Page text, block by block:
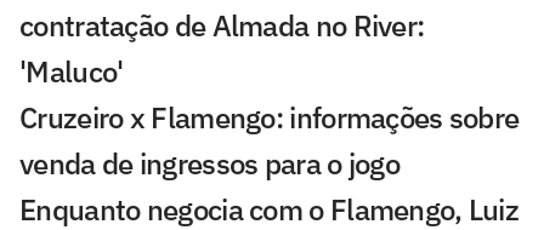
contratação de Almada no River:
'Maluco'
Cruzeiro x Flamengo: informações sobre
venda de ingressos para o jogo
Enquanto negocia com o Flamengo, Luiz